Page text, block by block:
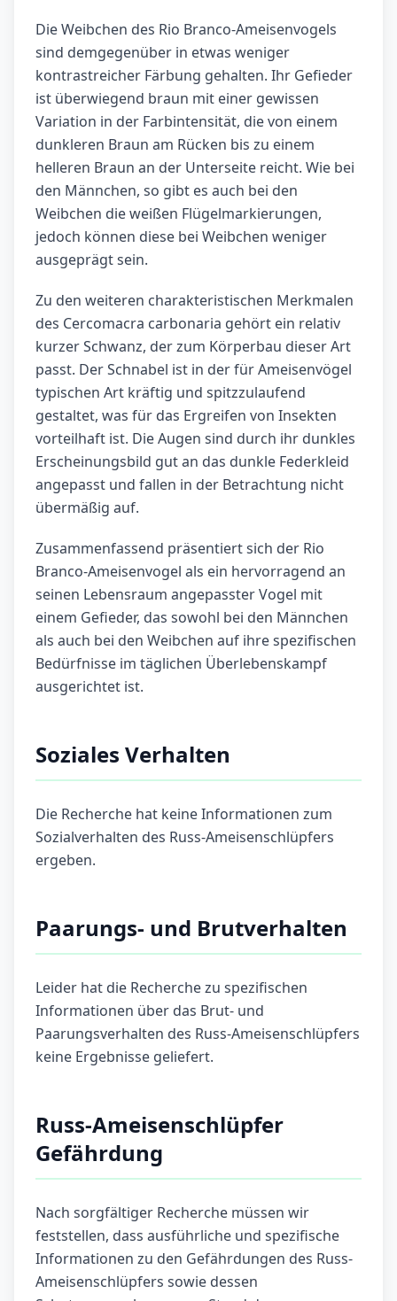
Die Weibchen des Rio Branco-Ameisenvogels
sind demgegenüber in etwas weniger
kontrastreicher Färbung gehalten. Ihr Gefieder
ist überwiegend braun mit einer gewissen
Variation in der Farbintensität, die von einem
dunkleren Braun am Rücken bis zu einem
helleren Braun an der Unterseite reicht. Wie bei
den Männchen, so gibt es auch bei den
Weibchen die weißen Flügelmarkierungen,
jedoch können diese bei Weibchen weniger
ausgeprägt sein.
Zu den weiteren charakteristischen Merkmalen
des Cercomacra carbonaria gehört ein relativ
kurzer Schwanz, der zum Körperbau dieser Art
passt. Der Schnabel ist in der für Ameisenvögel
typischen Art kräftig und spitzzulaufend
gestaltet, was für das Ergreifen von Insekten
vorteilhaft ist. Die Augen sind durch ihr dunkles
Erscheinungsbild gut an das dunkle Federkleid
angepasst und fallen in der Betrachtung nicht
übermäßig auf.
Zusammenfassend präsentiert sich der Rio
Branco-Ameisenvogel als ein hervorragend an
seinen Lebensraum angepasster Vogel mit
einem Gefieder, das sowohl bei den Männchen
als auch bei den Weibchen auf ihre spezifischen
Bedürfnisse im täglichen Überlebenskampf
ausgerichtet ist.
Soziales Verhalten
Die Recherche hat keine Informationen zum
Sozialverhalten des Russ-Ameisenschlüpfers
ergeben.
Paarungs- und Brutverhalten
Leider hat die Recherche zu spezifischen
Informationen über das Brut- und
Paarungsverhalten des Russ-Ameisenschlüpfers
keine Ergebnisse geliefert.
Russ-Ameisenschlüpfer
Gefährdung
Nach sorgfältiger Recherche müssen wir
feststellen, dass ausführliche und spezifische
Informationen zu den Gefährdungen des Russ-
Ameisenschlüpfers sowie dessen